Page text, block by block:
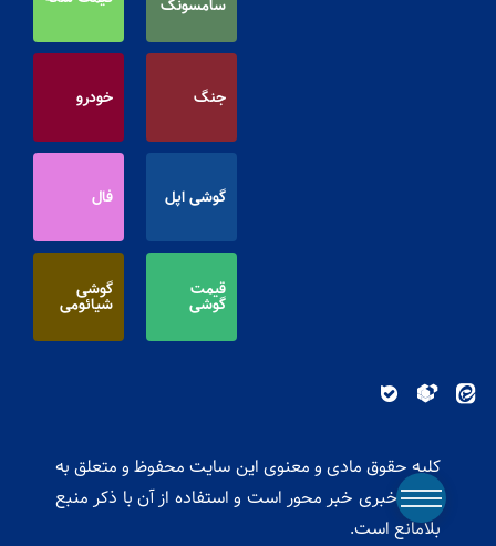
سامسونگ
جنگ خودرو
گوشی اپل فال
قیمت
گوشی
گوشی
شیائومی
کلیه حقوق مادی و معنوی این سایت محفوظ و متعلق به
پایگاه خبری خبر محور است و استفاده از آن با ذکر منبع
بلامانع است.